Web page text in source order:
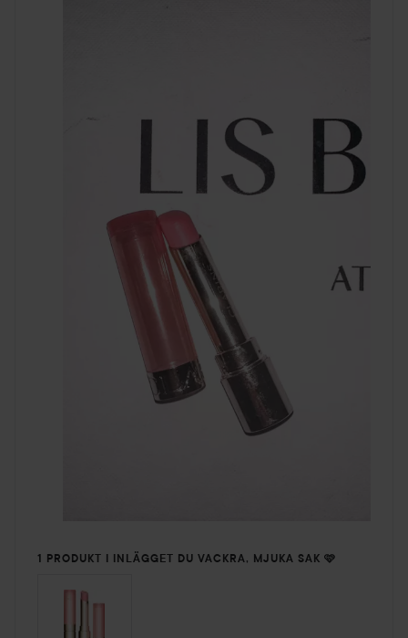
1 PRODUKT I INLÄGGET DU VACKRA, MJUKA SAK 🩷